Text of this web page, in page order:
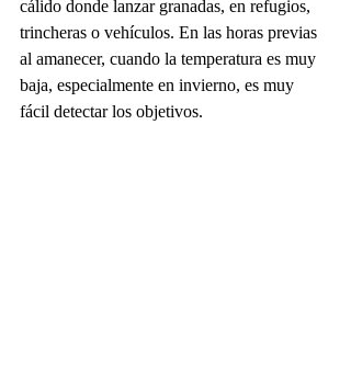
cálido donde lanzar granadas, en refugios,
trincheras o vehículos. En las horas previas
al amanecer, cuando la temperatura es muy
baja, especialmente en invierno, es muy
fácil detectar los objetivos.